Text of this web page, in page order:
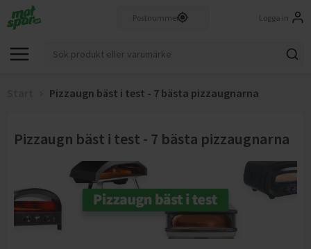
Logga in
Pizzaugn bäst i test - 7 bästa pizzaugnarna
Pizzaugn bäst i test - 7 bästa pizzaugnarna